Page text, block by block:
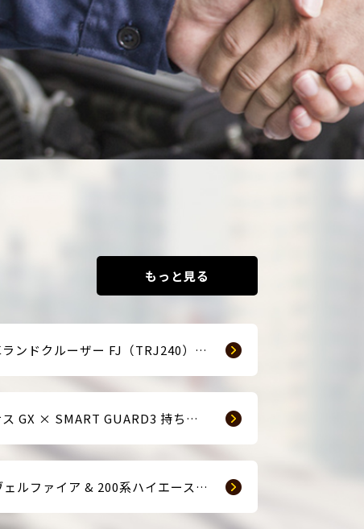
もっと見る
☆新車ランドクルーザー FJ（TRJ240） × Argus D1 & 前後ドライブレコーダー取付☆
レクサス GX × SMART GUARD3 持ち込み取付
【40ヴェルファイア & 200系ハイエース(9型) 新車2台へ SMART GUARD3取付】